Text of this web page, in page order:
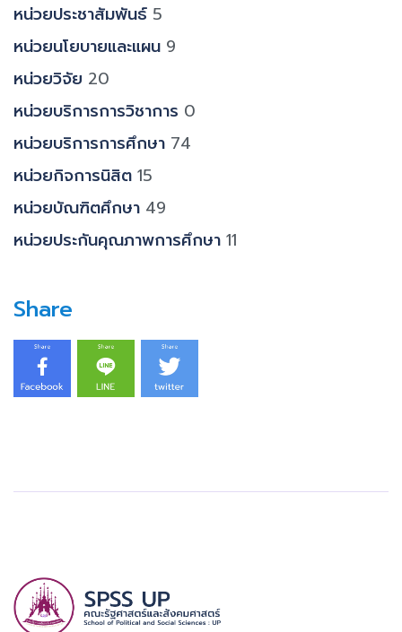
หน่วยประชาสัมพันธ์ 5
หน่วยนโยบายและแผน 9
หน่วยวิจัย 20
หน่วยบริการการวิชาการ 0
หน่วยบริการการศึกษา 74
หน่วยกิจการนิสิต 15
หน่วยบัณฑิตศึกษา 49
หน่วยประกันคุณภาพการศึกษา 11
Share